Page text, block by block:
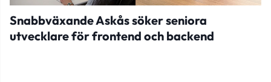
Snabbväxande Askås söker seniora
utvecklare för frontend och backend